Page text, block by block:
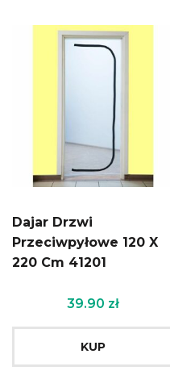
Dajar Drzwi
Przeciwpyłowe 120 X
220 Cm 41201
39.90 zł
KUP